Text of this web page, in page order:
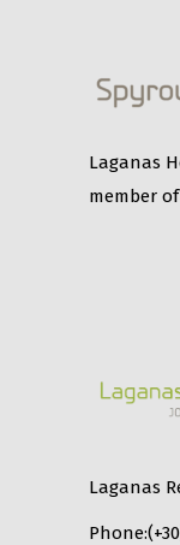
Laganas
member
Laganas
Phone: